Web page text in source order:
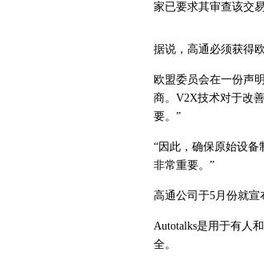
家已要求其审查该交易
据说，高通必须获得
欧盟委员会在一份声
商。V2X技术对于改
要。”
“因此，确保原始设
非常重要。”
高通公司于5月份就宣
Autotalks是用于有人
全。